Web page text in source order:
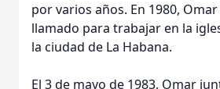
por varios años. En 1980,
llamado para trabajar en la
la ciudad de La Habana.
El 3 de mayo de 1983, Omar